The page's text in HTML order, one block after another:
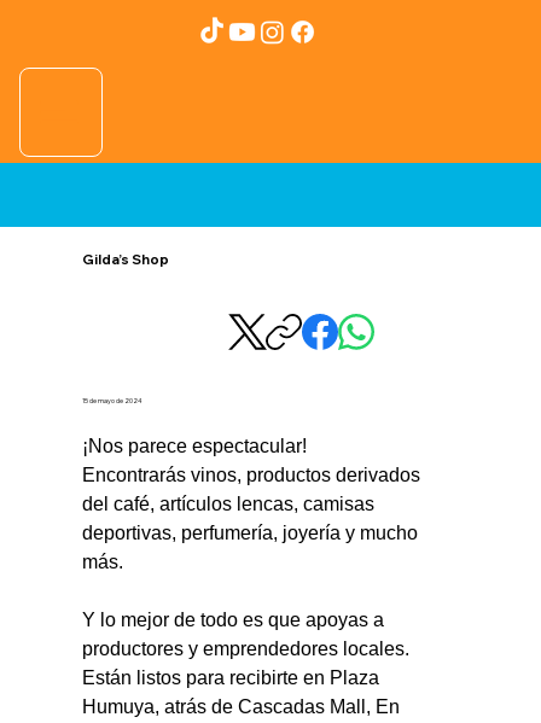
Gilda’s Shop
15 de mayo de 2024
¡Nos parece espectacular!
Encontrarás vinos, productos derivados
del café, artículos lencas, camisas
deportivas, perfumería, joyería y mucho
más.
Y lo mejor de todo es que apoyas a
productores y emprendedores locales.
Están listos para recibirte en Plaza
Humuya, atrás de Cascadas Mall, En